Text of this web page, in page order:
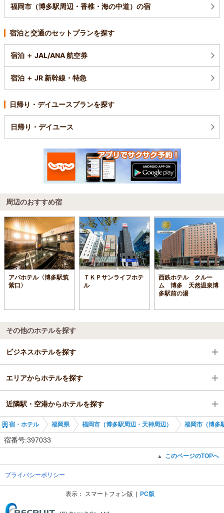
福岡市（博多駅周辺・香椎・海の中道）の宿
宿泊と交通のセットプランを探す
宿泊 ＋ JAL/ANA 航空券
宿泊 ＋ JR 新幹線・特急
日帰り・デイユースプランを探す
日帰り・デイユース
周辺のおすすめ宿
アパホテル〈博多駅筑
紫口〉
ＴＫＰサンライフホテ
ル
西鉄ホテル クルー
ム 博多 天然温泉博
多駅前の湯
その他のホテルを探す
ビジネスホテルを探す
福岡県
福岡市（博多駅周辺・天神周辺）
福岡市（博多駅周辺・香椎・海の中道）
エリアからホテルを探す
福岡県
福岡市（博多駅周辺・天神周辺）
近隣駅・空港からホテルを探す
呉服町駅
中洲川端駅
宿・ホテル 福岡県 福岡市（博多駅周辺・天神周辺） 福岡市（博多
宿番号:397033
▲ このページのTOPへ
プライバシーポリシー
表示： スマートフォン版 PC版